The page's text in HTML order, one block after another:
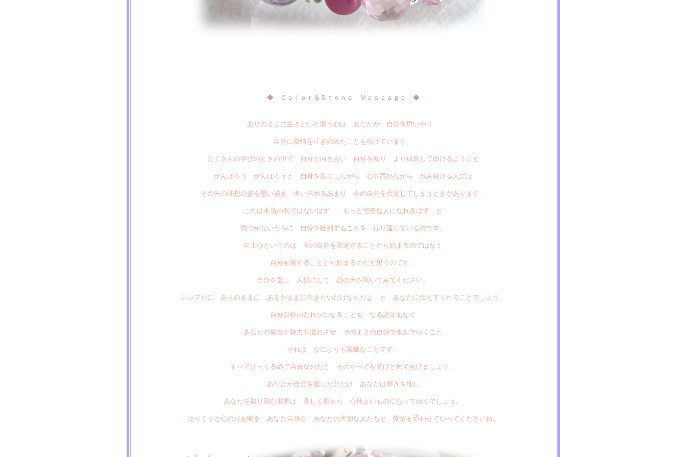
◆ Ｃｏｌｏｒ＆Ｓｔｏｎｅ Ｍｅｓｓａｇｅ ◆
ありのままに生きたいと願う心は あなたが 自分を思いやり
自分に愛情を注ぎ始めたことを告げています。
たくさんの学びのときの中で 自分と向き合い 自分を知り より成長してゆけるようにと
がんばろう がんばろうと 自身を励ましながら 心を高めながら 歩み続ける人には
その先の理想の姿を思い描き 追い求めるあまり 今の自分を否定してしまうときがあります。
これは本当の私ではないはず もっと完璧な人になれるはず と
気づかないうちに 自分を批判することを 繰り返しているのです。
向上心というのは 今の自分を否定することから始まるのではなく
自分を愛することから始まるのだと思うのです。
自分を愛し 大切にして 心の声を聞いてみてください。
シンプルに ありのままに あるがままに生きたいだけなんだよ と あなたに伝えてくれることでしょう。
自分以外のだれかになることも なる必要もなく
あなたの個性と魅力を溢れさせ そのままの自分で歩んでゆくこと
それは なによりも素敵なことです。
すべてひっくるめて自分なのだと そのすべてを受けとめてあげましょう。
あなたが自分を愛した分だけ あなたは輝きを増し
あなたを取り囲む世界は 美しく彩られ 心地よいものになってゆくでしょう。
ゆっくりと心の扉を開き あなた自身と あなたの大切な人たちと 愛情を通わせていってくださいね。